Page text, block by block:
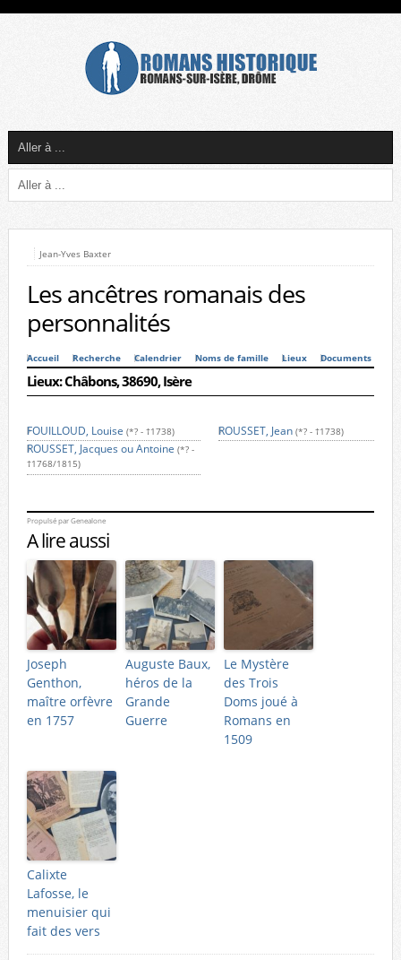
Jean-Yves Baxter
Les ancêtres romanais des
personnalités
Accueil Recherche Calendrier Noms de famille Lieux Documents
Lieux: Châbons, 38690, Isère
FOUILLOUD, Louise (*? - †1738)
ROUSSET, Jacques ou Antoine (*? -
†1768/1815)
ROUSSET, Jean (*? - †1738)
Propulsé par Genealone
A lire aussi
Joseph
Genthon,
maître orfèvre
en 1757
Auguste Baux,
héros de la
Grande
Guerre
Le Mystère
des Trois
Doms joué à
Romans en
1509
Calixte
Lafosse, le
menuisier qui
fait des vers